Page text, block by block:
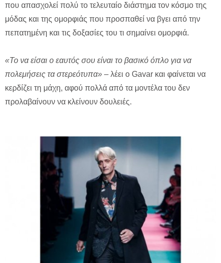
που απασχολεί πολύ το τελευταίο διάστημα τον κόσμο της
μόδας και της ομορφιάς που προσπαθεί να βγει από την
πεπατημένη και τις δοξασίες του τι σημαίνει ομορφιά.
«Το να είσαι ο εαυτός σου είναι το βασικό όπλο για να
πολεμήσεις τα στερεότυπα» – λέει ο Gavar και φαίνεται να
κερδίζει τη μάχη, αφού πολλά από τα μοντέλα του δεν
προλαβαίνουν να κλείνουν δουλειές.